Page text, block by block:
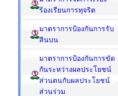
ร้องเรียนการทุจริต
มาตราการป้องกันการรับ
สินบน
มาตราการป้องกันการขัด
กันระหว่างผลประโยชน์
ส่วนตนกับผลประโยชน์
ส่วนร่วม